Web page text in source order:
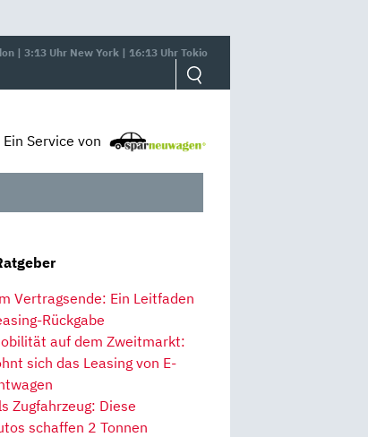
| 3:13 Uhr New York | 16:13 Uhr Tokio
Ein Service von
Vertragsende: Ein Leitfaden
Rückgabe
auf dem Zweitmarkt:
sich das Leasing von E-
Zugfahrzeug: Diese
schaffen 2 Tonnen